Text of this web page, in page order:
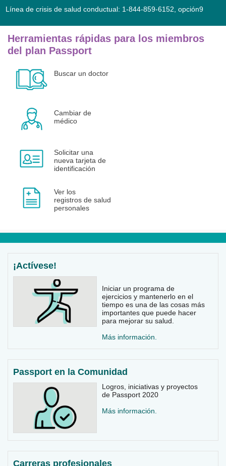
Línea de crisis de salud conductual: 1-844-859-6152, opción9
Herramientas rápidas para los miembros
del plan Passport
Buscar un doctor
Cambiar de
médico
Solicitar una
nueva tarjeta de
identificación
Ver los
registros de salud
personales
¡Actívese!
Iniciar un programa de
ejercicios y mantenerlo en el
tiempo es una de las cosas más
importantes que puede hacer
para mejorar su salud.
Más información.
Passport en la Comunidad
Logros, iniciativas y proyectos
de Passport 2020
Más información.
Carreras profesionales